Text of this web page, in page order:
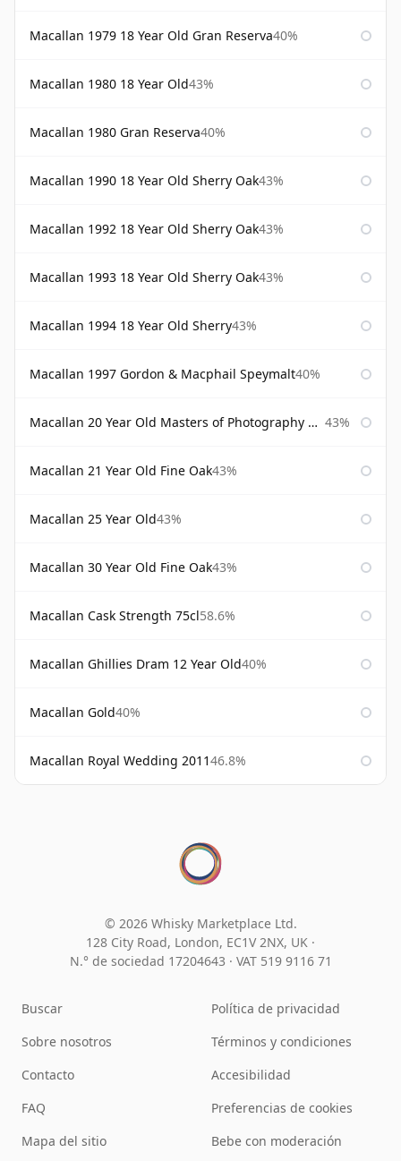
Macallan 1979 18 Year Old Gran Reserva40%
Macallan 1980 18 Year Old43%
Macallan 1980 Gran Reserva40%
Macallan 1990 18 Year Old Sherry Oak43%
Macallan 1992 18 Year Old Sherry Oak43%
Macallan 1993 18 Year Old Sherry Oak43%
Macallan 1994 18 Year Old Sherry43%
Macallan 1997 Gordon & Macphail Speymalt40%
Macallan 20 Year Old Masters of Photography Albert Watson 43%
Macallan 21 Year Old Fine Oak43%
Macallan 25 Year Old43%
Macallan 30 Year Old Fine Oak43%
Macallan Cask Strength 75cl58.6%
Macallan Ghillies Dram 12 Year Old40%
Macallan Gold40%
Macallan Royal Wedding 201146.8%
© 2026 Whisky Marketplace Ltd.
128 City Road, London, EC1V 2NX, UK ·
N.° de sociedad 17204643 · VAT 519 9116 71
Buscar
Sobre nosotros
Contacto
FAQ
Mapa del sitio
Política de privacidad
Términos y condiciones
Accesibilidad
Preferencias de cookies
Bebe con moderación